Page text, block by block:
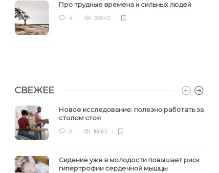
Про трудные времена и сильных людей
4 20645
СВЕЖЕЕ
Новое исследование: полезно работать за
столом стоя
0 16063
Сидение уже в молодости повышает риск
гипертрофии сердечной мышцы